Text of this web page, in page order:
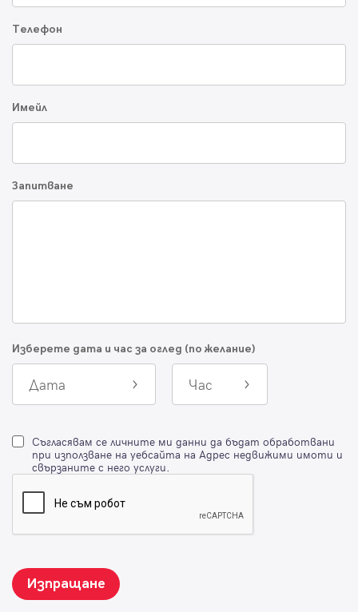
Телефон
Имейл
Запитване
Изберете дата и час за оглед (по желание)
Дата Час
Съгласявам се личните ми данни да бъдат обработвани
при използване на уебсайта на Адрес недвижими имоти и
свързаните с него услуги.
Изпращане